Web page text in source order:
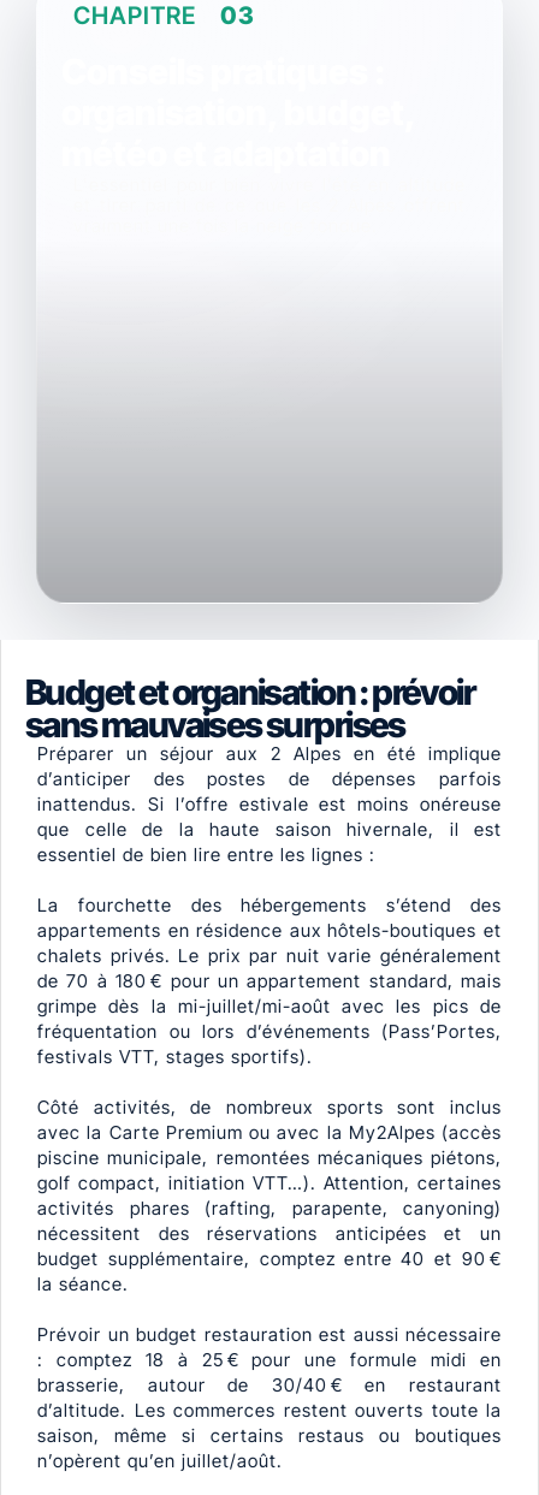
CHAPITRE 03
Budget et organisation : prévoir
sans mauvaises surprises
Préparer un séjour aux 2 Alpes en été implique
d’anticiper des postes de dépenses parfois
inattendus. Si l’offre estivale est moins onéreuse
que celle de la haute saison hivernale, il est
essentiel de bien lire entre les lignes :
La fourchette des hébergements s’étend des
appartements en résidence aux hôtels-boutiques et
chalets privés. Le prix par nuit varie généralement
de 70 à 180 € pour un appartement standard, mais
grimpe dès la mi-juillet/mi-août avec les pics de
fréquentation ou lors d’événements (Pass’Portes,
festivals VTT, stages sportifs).
Côté activités, de nombreux sports sont inclus
avec la Carte Premium ou avec la My2Alpes (accès
piscine municipale, remontées mécaniques piétons,
golf compact, initiation VTT…). Attention, certaines
activités phares (rafting, parapente, canyoning)
nécessitent des réservations anticipées et un
budget supplémentaire, comptez entre 40 et 90 €
la séance.
Prévoir un budget restauration est aussi nécessaire
: comptez 18 à 25 € pour une formule midi en
brasserie, autour de 30/40 € en restaurant
d’altitude. Les commerces restent ouverts toute la
saison, même si certains restaus ou boutiques
n’opèrent qu’en juillet/août.